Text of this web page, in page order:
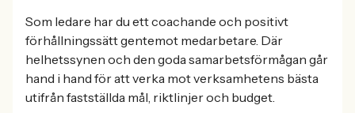
Som ledare har du ett coachande och positivt
förhållningssätt gentemot medarbetare. Där
helhetssynen och den goda samarbetsförmågan går
hand i hand för att verka mot verksamhetens bästa
utifrån fastställda mål, riktlinjer och budget.